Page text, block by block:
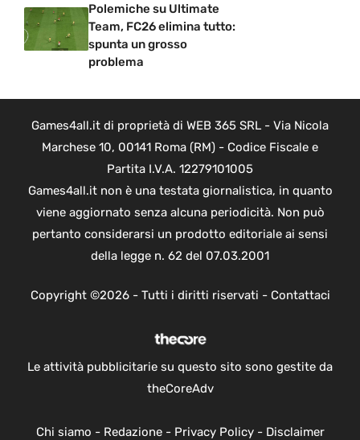
Polemiche su Ultimate
Team, FC26 elimina tutto:
spunta un grosso
problema
Games4all.it di proprietà di WEB 365 SRL - Via Nicola
Marchese 10, 00141 Roma (RM) - Codice Fiscale e
Partita I.V.A. 12279101005
Games4all.it non è una testata giornalistica, in quanto
viene aggiornato senza alcuna periodicità. Non può
pertanto considerarsi un prodotto editoriale ai sensi
della legge n. 62 del 07.03.2001
Copyright ©2026 - Tutti i diritti riservati - Contattaci
Le attività pubblicitarie su questo sito sono gestite da
theCoreAdv
Chi siamo - Redazione- Privacy Policy- Disclaimer